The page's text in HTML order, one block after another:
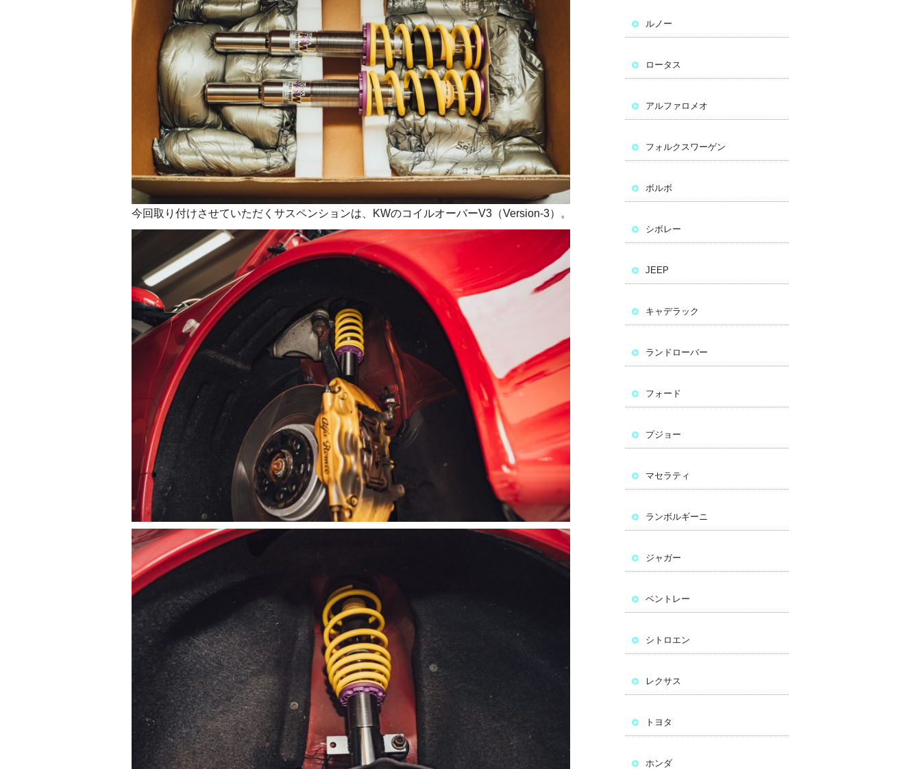
今回取り付けさせていただくサスペンションは、KWのコイルオーバーV3（Version‑3）。
ルノー
ロータス
アルファロメオ
フォルクスワーゲン
ボルボ
シボレー
JEEP
キャデラック
ランドローバー
フォード
プジョー
マセラティ
ランボルギーニ
ジャガー
ベントレー
シトロエン
レクサス
トヨタ
ホンダ